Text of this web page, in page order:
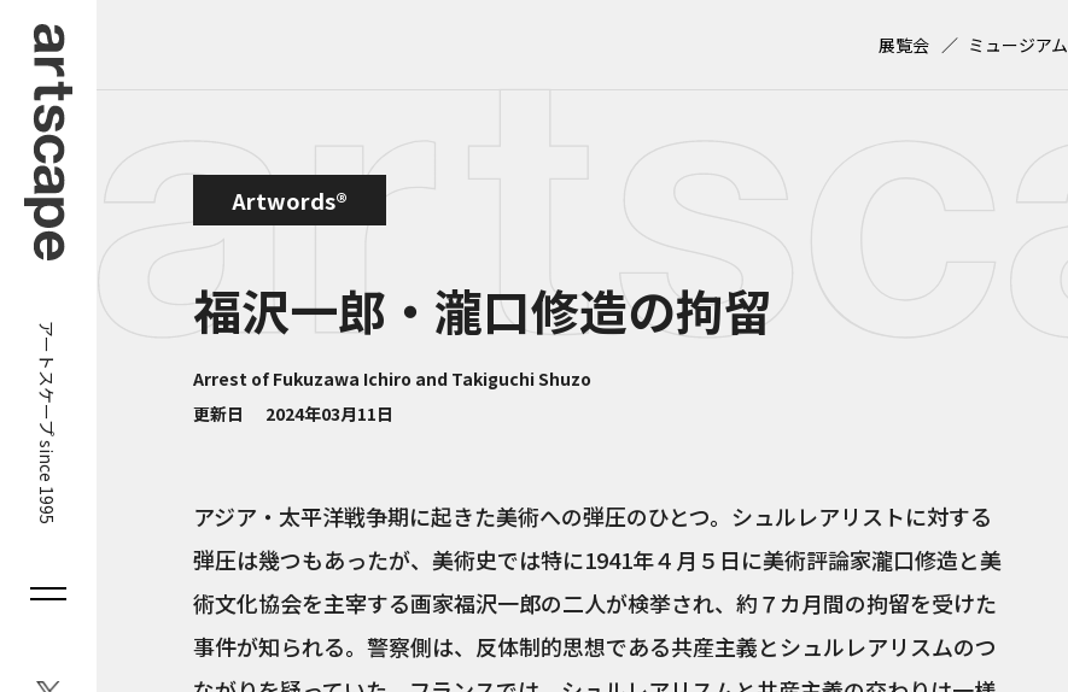
アートスケープ since 1995
展覧会 ミュージアム
Artwords®
福沢一郎・瀧口修造の拘留
Arrest of Fukuzawa Ichiro and Takiguchi Shuzo
更新日
2024年03月11日
アジア・太平洋戦争期に起きた美術への弾圧のひとつ。シュルレアリストに対する
弾圧は幾つもあったが、美術史では特に1941年４月５日に美術評論家瀧口修造と美
術文化協会を主宰する画家福沢一郎の二人が検挙され、約７カ月間の拘留を受けた
事件が知られる。警察側は、反体制的思想である共産主義とシュルレアリスムのつ